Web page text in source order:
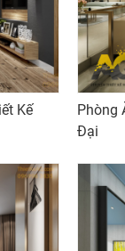
Kế
Phòng
Đại